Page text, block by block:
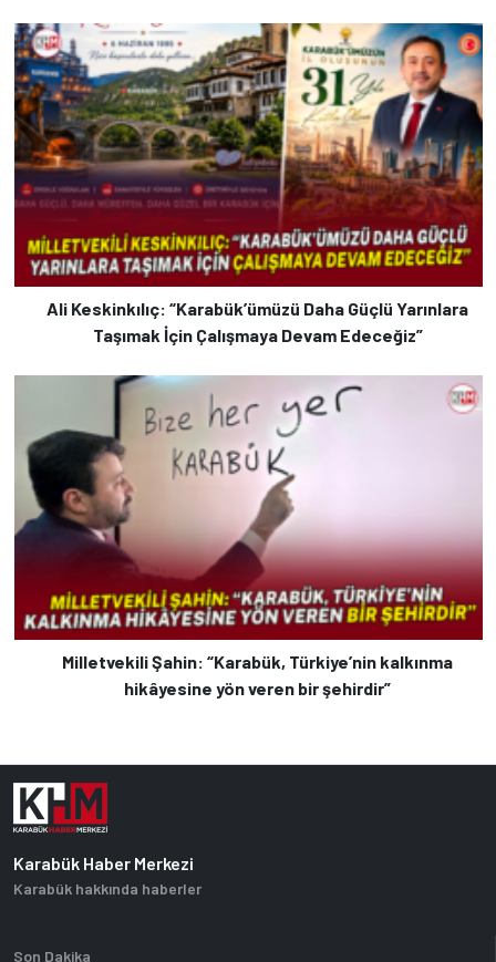
Ali Keskinkılıç: “Karabük’ümüzü Daha Güçlü Yarınlara
Taşımak İçin Çalışmaya Devam Edeceğiz”
Milletvekili Şahin: “Karabük, Türkiye’nin kalkınma
hikâyesine yön veren bir şehirdir”
Karabük Haber Merkezi
Karabük hakkında haberler
Son Dakika